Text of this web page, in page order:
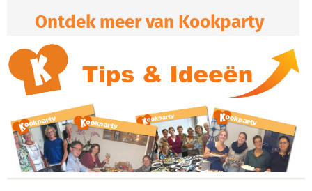
Ontdek meer van Kookparty